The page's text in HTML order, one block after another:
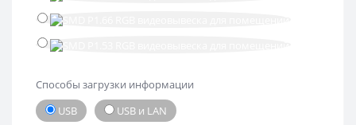
Способы загрузки информации
USB
USB и LAN